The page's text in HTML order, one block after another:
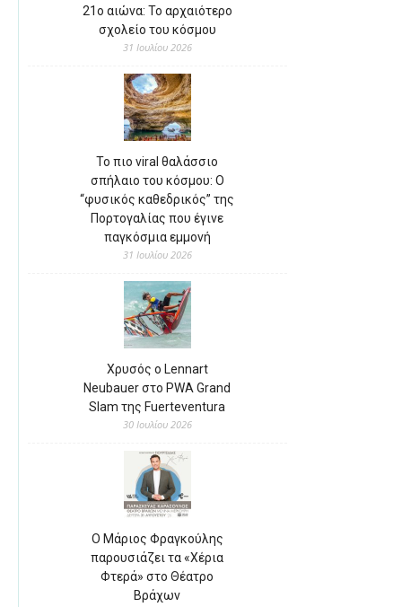
21ο αιώνα: Το αρχαιότερο
σχολείο του κόσμου
31 Ιουλίου 2026
Το πιο viral θαλάσσιο
σπήλαιο του κόσμου: Ο
“φυσικός καθεδρικός” της
Πορτογαλίας που έγινε
παγκόσμια εμμονή
31 Ιουλίου 2026
Χρυσός ο Lennart
Neubauer στο PWA Grand
Slam της Fuerteventura
30 Ιουλίου 2026
Ο Μάριος Φραγκούλης
παρουσιάζει τα «Χέρια
Φτερά» στο Θέατρο
Βράχων